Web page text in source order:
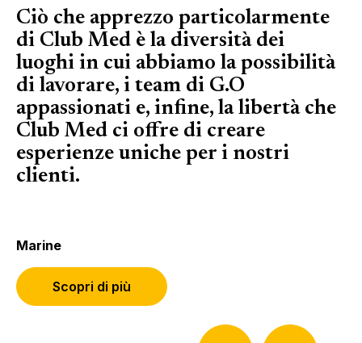
Ciò che apprezzo particolarmente
di Club Med è la diversità dei
luoghi in cui abbiamo la possibilità
di lavorare, i team di G.O
appassionati e, infine, la libertà che
Club Med ci offre di creare
esperienze uniche per i nostri
clienti.
Marine
Scopri di più (Si apre in una nuova scheda o
(si apre in una nuova finestra)